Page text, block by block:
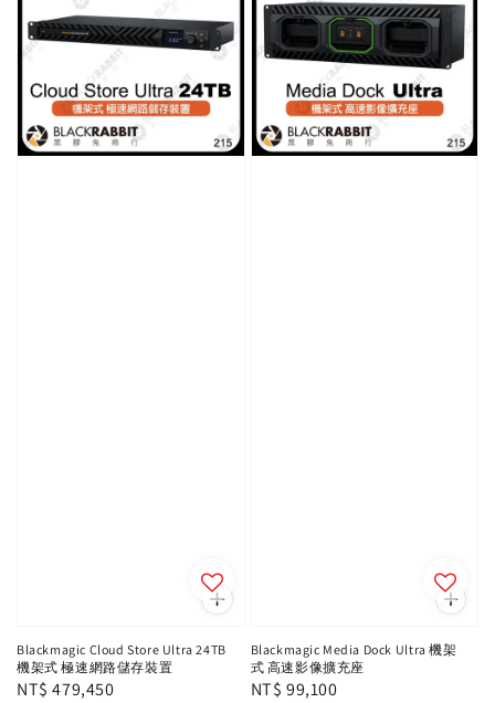
Blackmagic Cloud Store Ultra 24TB
機架式 極速網路儲存裝置
Regular
NT$ 479,450
Blackmagic Media Dock Ultra 機架
式 高速影像擴充座
Regular
NT$ 99,100